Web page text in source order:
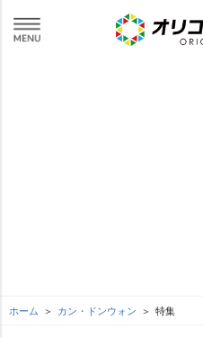
ホーム カン・ドンウォン 特集